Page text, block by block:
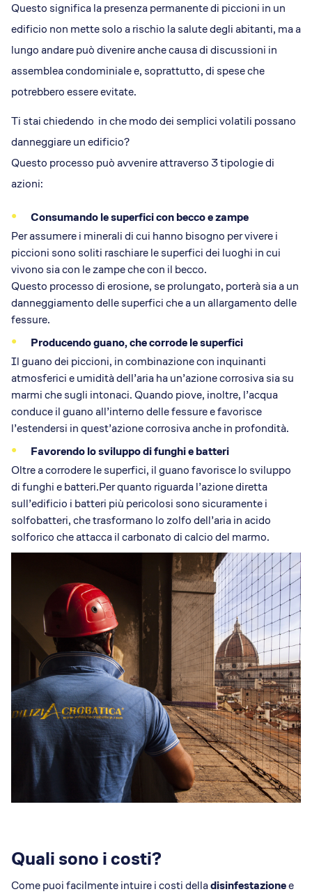
Questo significa la presenza permanente di piccioni in un
edificio non mette solo a rischio la salute degli abitanti, ma a
lungo andare può divenire anche causa di discussioni in
assemblea condominiale e, soprattutto, di spese che
potrebbero essere evitate.
Ti stai chiedendo in che modo dei semplici volatili possano
danneggiare un edificio?
Questo processo può avvenire attraverso 3 tipologie di
azioni:
Consumando le superfici con becco e zampe
Per assumere i minerali di cui hanno bisogno per vivere i
piccioni sono soliti raschiare le superfici dei luoghi in cui
vivono sia con le zampe che con il becco.
Questo processo di erosione, se prolungato, porterà sia a un
danneggiamento delle superfici che a un allargamento delle
fessure.
Producendo guano, che corrode le superfici
Il guano dei piccioni, in combinazione con inquinanti
atmosferici e umidità dell’aria ha un’azione corrosiva sia su
marmi che sugli intonaci. Quando piove, inoltre, l’acqua
conduce il guano all’interno delle fessure e favorisce
l’estendersi in quest’azione corrosiva anche in profondità.
Favorendo lo sviluppo di funghi e batteri
Oltre a corrodere le superfici, il guano favorisce lo sviluppo
di funghi e batteri.Per quanto riguarda l’azione diretta
sull’edificio i batteri più pericolosi sono sicuramente i
solfobatteri, che trasformano lo zolfo dell’aria in acido
solforico che attacca il carbonato di calcio del marmo.
Quali sono i costi?
Come puoi facilmente intuire i costi delladisinfestazionee